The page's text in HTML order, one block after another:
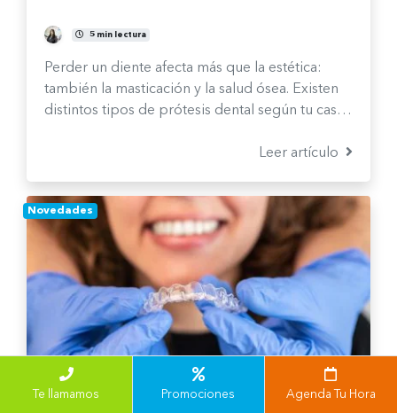
Te llamamos Promociones Agenda Tu Hora
María José Castro Ávalos
5 min lectura
Perder un diente afecta más que la estética:
también la masticación y la salud ósea. Existen
distintos tipos de prótesis dental según tu caso.
Leer artículo
Novedades